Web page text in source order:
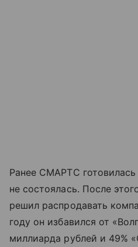
Ранее СМАРТС
не состоялась. После
решил распродавать
году он избавился от
миллиарда рублей и 49%